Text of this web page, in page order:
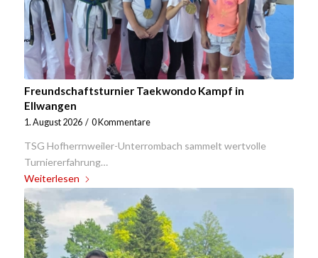
Freundschaftsturnier Taekwondo Kampf in
Ellwangen
1. August 2026 / 0 Kommentare
TSG Hofherrnweiler-Unterrombach sammelt wertvolle
Turniererfahrung…
Weiterlesen